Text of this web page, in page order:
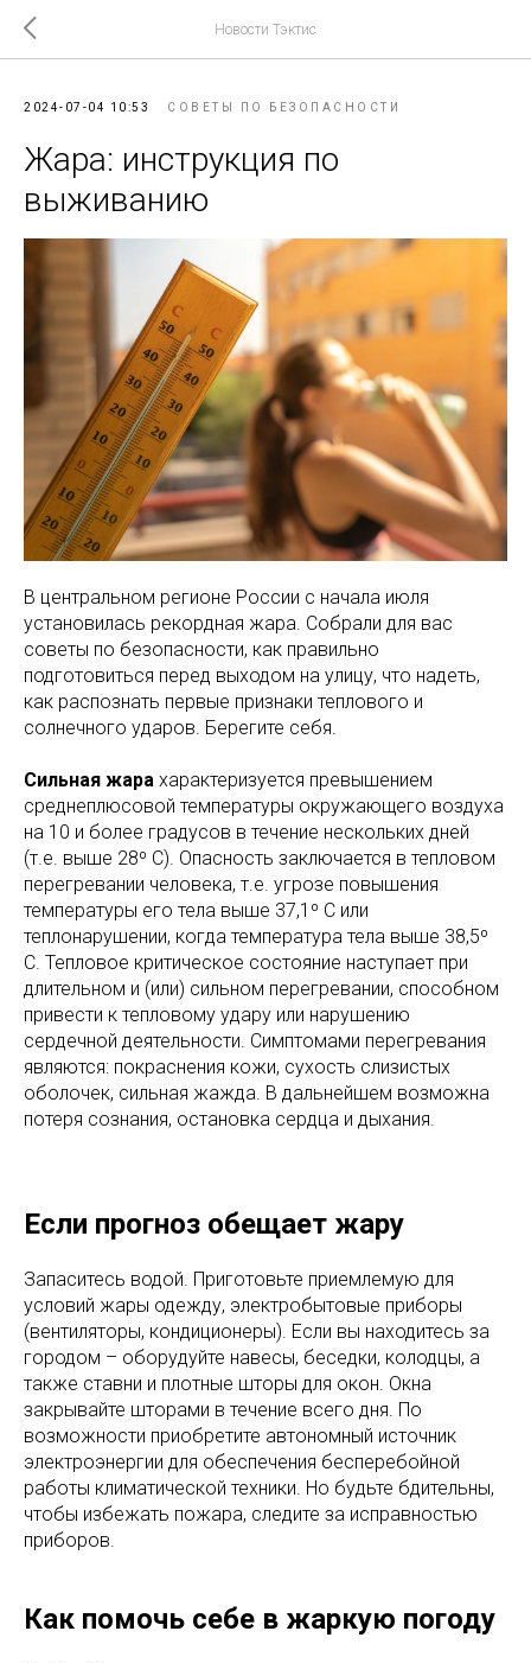
Новости Тэктис
2024-07-04 10:53 СОВЕТЫ ПО БЕЗОПАСНОСТИ
Жара: инструкция по
выживанию
В центральном регионе России с начала июля
установилась рекордная жара. Собрали для вас
советы по безопасности, как правильно
подготовиться перед выходом на улицу, что надеть,
как распознать первые признаки теплового и
солнечного ударов. Берегите себя.
Сильная жара характеризуется превышением
среднеплюсовой температуры окружающего воздуха
на 10 и более градусов в течение нескольких дней
(т.е. выше 28º С). Опасность заключается в тепловом
перегревании человека, т.е. угрозе повышения
температуры его тела выше 37,1º C или
теплонарушении, когда температура тела выше 38,5º
C. Тепловое критическое состояние наступает при
длительном и (или) сильном перегревании, способном
привести к тепловому удару или нарушению
сердечной деятельности. Симптомами перегревания
являются: покраснения кожи, сухость слизистых
оболочек, сильная жажда. В дальнейшем возможна
потеря сознания, остановка сердца и дыхания.
Если прогноз обещает жару
Запаситесь водой. Приготовьте приемлемую для
условий жары одежду, электробытовые приборы
(вентиляторы, кондиционеры). Если вы находитесь за
городом – оборудуйте навесы, беседки, колодцы, а
также ставни и плотные шторы для окон. Окна
закрывайте шторами в течение всего дня. По
возможности приобретите автономный источник
электроэнергии для обеспечения бесперебойной
работы климатической техники. Но будьте бдительны,
чтобы избежать пожара, следите за исправностью
приборов.
Как помочь себе в жаркую погоду